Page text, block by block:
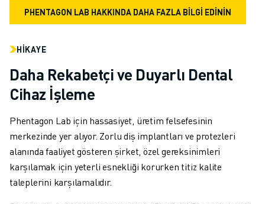
PHENTAGON LAB HAKKINDA DAHA FAZLA BİLGİ EDİNİN
HIKAYE
Daha Rekabetçi ve Duyarlı Dental
Cihaz İşleme
Phentagon Lab için hassasiyet, üretim felsefesinin
merkezinde yer alıyor. Zorlu diş implantları ve protezleri
alanında faaliyet gösteren şirket, özel gereksinimleri
karşılamak için yeterli esnekliği korurken titiz kalite
taleplerini karşılamalıdır.